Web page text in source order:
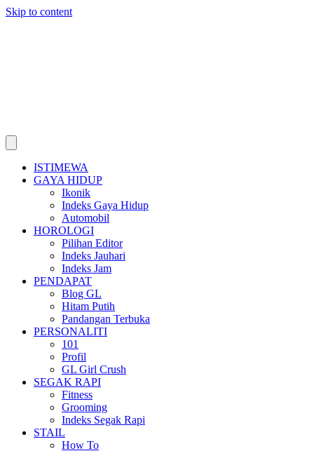
Skip to content
ISTIMEWA
GAYA HIDUP
Ikonik
Indeks Gaya Hidup
Automobil
HOROLOGI
Pilihan Editor
Indeks Jauhari
Indeks Jam
PENDAPAT
Blog GL
Hitam Putih
Pandangan Terbuka
PERSONALITI
101
Profil
GL Girl Crush
SEGAK RAPI
Fitness
Grooming
Indeks Segak Rapi
STAIL
How To